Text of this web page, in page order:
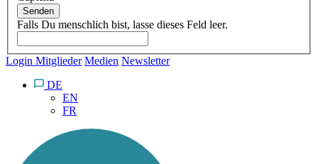
Senden
Falls Du menschlich bist, lasse dieses Feld leer.
Login Mitglieder Medien Newsletter
DE
EN
FR